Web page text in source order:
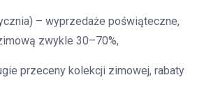
– wyprzedaże poświąteczne,
zwykle 30–70%,
przeceny kolekcji zimowej, rabaty